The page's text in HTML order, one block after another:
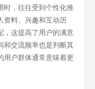
时，往往受到个性化推
资料、兴趣和互动历
，这提高了用户的满意
和交流频率也是判断其
用户群体通常意味着更